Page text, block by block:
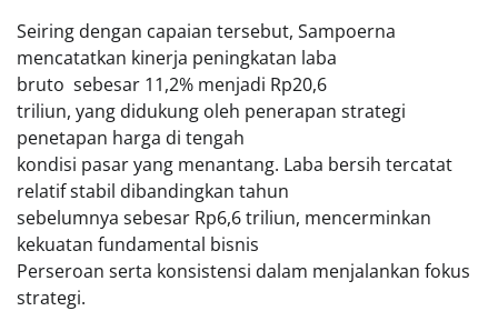
Seiring dengan capaian tersebut, Sampoerna
mencatatkan kinerja peningkatan laba
bruto sebesar 11,2% menjadi Rp20,6
triliun, yang didukung oleh penerapan strategi
penetapan harga di tengah
kondisi pasar yang menantang. Laba bersih tercatat
relatif stabil dibandingkan tahun
sebelumnya sebesar Rp6,6 triliun, mencerminkan
kekuatan fundamental bisnis
Perseroan serta konsistensi dalam menjalankan fokus
strategi.